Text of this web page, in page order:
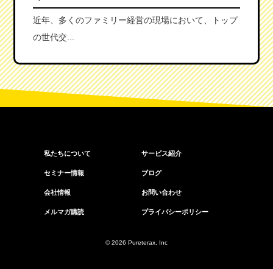
近年、多くのファミリー経営の現場において、トップ
の世代交...
私たちについて サービス紹介
セミナー情報 ブログ
会社情報 お問い合わせ
メルマガ購読 プライバシーポリシー
© 2026 Pureterax, Inc